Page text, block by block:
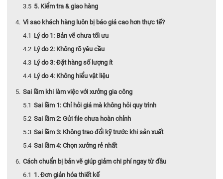
5. Kiểm tra & giao hàng
Vì sao khách hàng luôn bị báo giá cao hơn thực tế?
Lý do 1: Bản vẽ chưa tối ưu
Lý do 2: Không rõ yêu cầu
Lý do 3: Đặt hàng số lượng ít
Lý do 4: Không hiểu vật liệu
Sai lầm khi làm việc với xưởng gia công
Sai lầm 1: Chỉ hỏi giá mà không hỏi quy trình
Sai lầm 2: Gửi file chưa hoàn chỉnh
Sai lầm 3: Không trao đổi kỹ trước khi sản xuất
Sai lầm 4: Chọn xưởng rẻ nhất
Cách chuẩn bị bản vẽ giúp giảm chi phí ngay từ đầu
1. Đơn giản hóa thiết kế